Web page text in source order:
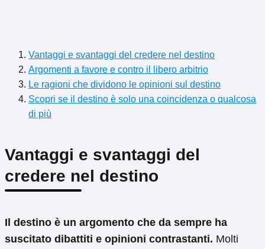
Vantaggi e svantaggi del credere nel destino
Argomenti a favore e contro il libero arbitrio
Le ragioni che dividono le opinioni sul destino
Scopri se il destino è solo una coincidenza o qualcosa
di più
Vantaggi e svantaggi del
credere nel destino
Il destino è un argomento che da sempre ha
suscitato dibattiti e opinioni contrastanti. Molti